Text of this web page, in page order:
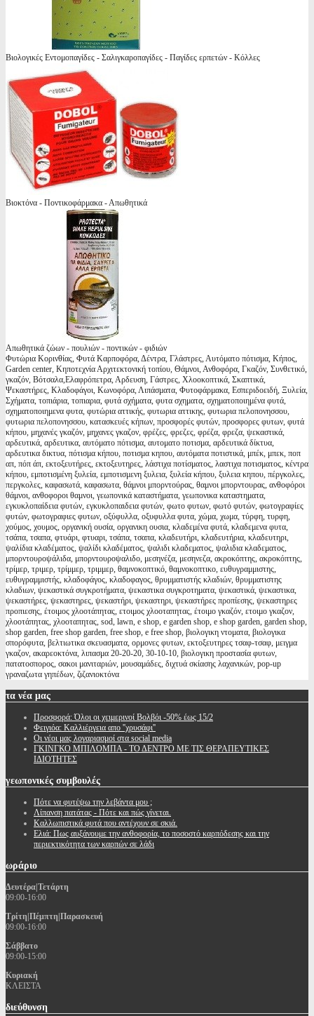
Βιολογικές Εντομοπαγίδες - Σαλιγκαροπαγίδες - Παγίδες ερπετών - Κόλλες
Βιοκτόνα - Ποντικοφάρμακα - Απωθητικά
Απωθητικά ζώων - πουλιών - ποντικών - φιδιών
Φυτώρια Κορινθίας, Φυτά Καρποφόρα, Δέντρα, Γλάστρες, Αυτόματο πότισμα, Κήπος,
Garden center, Κηποτεχνία Αρχιτεκτονική τοπίου, Θάμνοι, Ανθοφόρα, Γκαζόν, Συνθετικό,
γκαζόν, Βότσαλα,Ελαφρόπετρα, Αρδευση, Γάστρες, Χλοοκοπτικά, Σκαπτικά,
Ψεκαστήρες, Κλαδοφάγοι, Κωνοφόρα, Λιπάσματα, Φυτοφάρμακα, Εσπεριδοειδή, Ξυλεία,
Σχήματα, τοπιάρια, τοπιαρια, φυτά σχήματα, φυτα σχηματα, σχηματοποιημένα φυτά,
σχηματοποιημενα φυτα, φυτώρια αττικής, φυτωρια αττικης, φυτωρια πελοπονησσου,
φυτωρια πελοπονησσου, κατασκευές κήπων, προσφορές φυτών, προσφορες φυτων, φυτά
κήπου, μηχανές γκαζόν, μηχανες γκαζον, φρέζες, φρεζες, φρέζα, φρεζα, ψεκαστικά,
αρδευτικά, αρδευτικα, αυτόματο πότισμα, αυτοματο ποτισμα, αρδευτικά δίκτυα,
αρδευτικα δικτυα, πότισμα κήπου, ποτισμα κηπου, αυτόματα ποτιστικά, μπέκ, μπεκ, ποπ
απ, πόπ άπ, εκτοξευτήρες, εκτοξευτηρες, λάστιχα ποτίσματος, λαστιχα ποτισματος, κέντρα
κήπου, εμποτισμένη ξυλεία, εμποτισμενη ξυλεια, ξυλεία κήπου, ξυλεια κηπου, πέργκολες,
περγκολες, καφασωτά, καφασωτα, θάμνοι μπορντούρας, θαμνοι μπορντουρας, ανθοφόροι
θάμνοι, ανθοφοροι θαμνοι, γεωπονικά καταστήματα, γεωπονικα καταστηματα,
εγκυκλοπαίδεια φυτών, εγκυκλοπαιδεια φυτών, φωτο φυτων, φωτό φυτών, φωτογραφίες
φυτών, φωτογραφιες φυτων, οξύφυλλα, οξυφυλλα φυτα, χώμα, χωμα, τύρφη, τυρφη,
χούμος, χουμος, οργανική ουσία, οργανικη ουσια, κλαδεμένα φυτά, κλαδεμενα φυτα,
τσάπα, τσαπα, φτυάρι, φτυαρι, τσάπα, τσαπα, κλαδευτήρι, κλαδευτήρια, κλαδευτηρι,
ψαλίδια κλαδέματος, ψαλίδι κλαδέματος, ψαλιδι κλαδεματος, ψαλιδια κλαδεματος,
μπορντουροψάλιδα, μπορντουροψαλιδο, μεσηνέζα, μεσηνεζα, ακροκόπτης, ακροκόπτης,
τρίμερ, τριμερ, τρίμμερ, τριμμερ, θαμνοκοπτικό, θαμνοκοπτικο, ευθυγραμμιστης,
ευθυγραμμιστής, κλαδοφάγος, κλαδοφαγος, θρυμματιστής κλαδιών, θρυμματιστης
κλαδιων, ψεκαστικά συγκροτήματα, ψεκαστικα συγκροτηματα, ψεκαστικά, ψεκαστικα,
ψεκαστήρες, ψεκαστηρες, ψεκαστήρι, ψεκαστηρι, ψεκαστήρες προπίεσης, ψεκαστηρες
προπιεσης, έτοιμος χλοοτάπητας, ετοιμος χλοοταπητας, έτοιμο γκαζόν, ετοιμο γκαζον,
χλοοτάπητας, χλοοταπητας, sod, lawn, e shop, e garden shop, e shop garden, garden shop,
shop garden, free shop garden, free shop, e free shop, βιολογικη ντοματα, βιολογικα
σπορόφυτα, βελτιωτικα σκευασματα, ορμονες φυτων, εκτοξευτηρες τσαφ-τσαφ, μειγμα
γκαζον, ακαρεοκτόνα, λιπασμα 20-20-20, 30-10-10, βιολογικη προστασία φυτων,
πατατοσπορος, σακοι μανιταριών, μουσαμάδες, διχτυά σκίασης λαχανικών, pop-up
γραναζωτα γηπέδων, ζιζανιοκτόνα
τα νέα μας
Προσφορά: Όλοι οι χειμερινοί Βολβόι -50% έως 15/2
Φειγιόα: Καλλιέργεια απο ''χρυσάφι''
Oι νέοι μας λογαριασμοί στα social media
ΓΚΙΝΓΚΟ ΜΠΙΛΟΜΠΑ - ΤΟ ΔΕΝΤΡΟ ΜΕ ΤΙΣ ΘΕΡΑΠΕΥΤΙΚΕΣ
ΙΔΙΟΤΗΤΕΣ
γεωπονικές συμβουλές
Πότε να φυτέψω την λεβάντα μου ;
Λίπανση πατάτας - Πότε και πώς γίνεται.
Καλλωπιστικά φυτά που αντέχουν σε σκιά.
Ελιά: Πως αυξάνουμε την ανθοφορία, το ποσοστό καρπόδεσης και την
περιεκτικότητα των καρπών σε λάδι
ωράριο
Δευτέρα|Τετάρτη
09:00-16:00
Τρίτη|Πέμπτη|Παρασκευή
09:00-16:00
Σάββατο
09:00-15:00
Κυριακή
ΚΛΕΙΣΤΑ
διεύθυνση